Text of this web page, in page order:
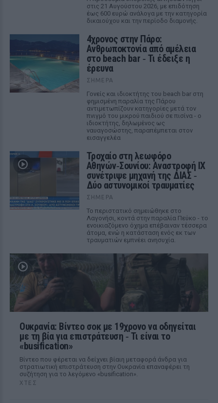
στις 21 Αυγούστου 2026, με επιδότηση
έως 600 ευρώ ανάλογα με την κατηγορία
δικαιούχου και την περίοδο διαμονής.
4χρονος στην Πάρο:
Ανθρωποκτονία από αμέλεια
στο beach bar ‑ Τι έδειξε η
έρευνα
ΣΉΜΕΡΑ
Γονείς και ιδιοκτήτης του beach bar στη
φημισμένη παραλία της Πάρου
αντιμετωπίζουν κατηγορίες μετά τον
πνιγμό του μικρού παιδιού σε πισίνα - ο
ιδιοκτήτης, δηλωμένος ως
ναυαγοσώστης, παραπέμπεται στον
εισαγγελέα
Τροχαίο στη λεωφόρο
Αθηνών‑Σουνίου: Αναστροφή ΙΧ
συνέτριψε μηχανή της ΔΙΑΣ ‑
Δύο αστυνομικοί τραυματίες
ΣΉΜΕΡΑ
Το περιστατικό σημειώθηκε στο
Λαγονήσι, κοντά στην παραλία Πεύκο - το
ενοικιαζόμενο όχημα επέβαιναν τέσσερα
άτομα, ενώ η κατάσταση ενός εκ των
τραυματιών εμπνέει ανησυχία.
Ουκρανία: Βίντεο σοκ με 19χρονο να οδηγείται
με τη βία για επιστράτευση ‑ Τι είναι το
«busification»
Βίντεο που φέρεται να δείχνει βίαιη μεταφορά άνδρα για
στρατιωτική επιστράτευση στην Ουκρανία επαναφέρει τη
συζήτηση για το λεγόμενο «busification».
ΧΤΕΣ